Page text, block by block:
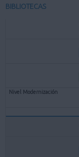
BIBLIOTECAS